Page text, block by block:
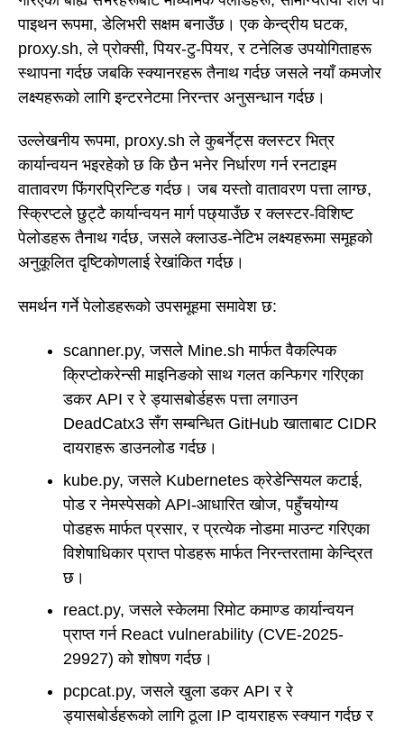
पाइथन रूपमा, डेलिभरी सक्षम बनाउँछ। एक केन्द्रीय घटक,
proxy.sh, ले प्रोक्सी, पियर-टु-पियर, र टनेलिङ उपयोगिताहरू
स्थापना गर्दछ जबकि स्क्यानरहरू तैनाथ गर्दछ जसले नयाँ कमजोर
लक्ष्यहरूको लागि इन्टरनेटमा निरन्तर अनुसन्धान गर्दछ।
उल्लेखनीय रूपमा, proxy.sh ले कुबर्नेट्स क्लस्टर भित्र
कार्यान्वयन भइरहेको छ कि छैन भनेर निर्धारण गर्न रनटाइम
वातावरण फिंगरप्रिन्टिङ गर्दछ। जब यस्तो वातावरण पत्ता लाग्छ,
स्क्रिप्टले छुट्टै कार्यान्वयन मार्ग पछ्याउँछ र क्लस्टर-विशिष्ट
पेलोडहरू तैनाथ गर्दछ, जसले क्लाउड-नेटिभ लक्ष्यहरूमा समूहको
अनुकूलित दृष्टिकोणलाई रेखांकित गर्दछ।
समर्थन गर्ने पेलोडहरूको उपसमूहमा समावेश छ:
scanner.py, जसले Mine.sh मार्फत वैकल्पिक
क्रिप्टोकरेन्सी माइनिङको साथ गलत कन्फिगर गरिएका
डकर API र रे ड्यासबोर्डहरू पत्ता लगाउन
DeadCatx3 सँग सम्बन्धित GitHub खाताबाट CIDR
दायराहरू डाउनलोड गर्दछ।
kube.py, जसले Kubernetes क्रेडेन्सियल कटाई,
पोड र नेमस्पेसको API-आधारित खोज, पहुँचयोग्य
पोडहरू मार्फत प्रसार, र प्रत्येक नोडमा माउन्ट गरिएका
विशेषाधिकार प्राप्त पोडहरू मार्फत निरन्तरतामा केन्द्रित
छ।
react.py, जसले स्केलमा रिमोट कमाण्ड कार्यान्वयन
प्राप्त गर्न React vulnerability (CVE-2025-
29927) को शोषण गर्दछ।
pcpcat.py, जसले खुला डकर API र रे
ड्यासबोर्डहरूको लागि ठूला IP दायराहरू स्क्यान गर्दछ र